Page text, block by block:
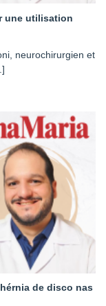
une utilisation
neurochirurgien et
de disco nas